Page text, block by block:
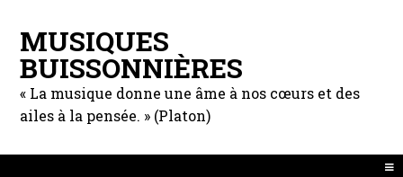
MUSIQUES
BUISSONNIÈRES
« La musique donne une âme à nos cœurs et des
ailes à la pensée. » (Platon)